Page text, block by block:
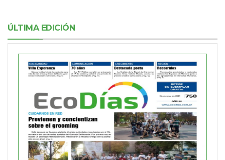
ÚLTIMA EDICIÓN